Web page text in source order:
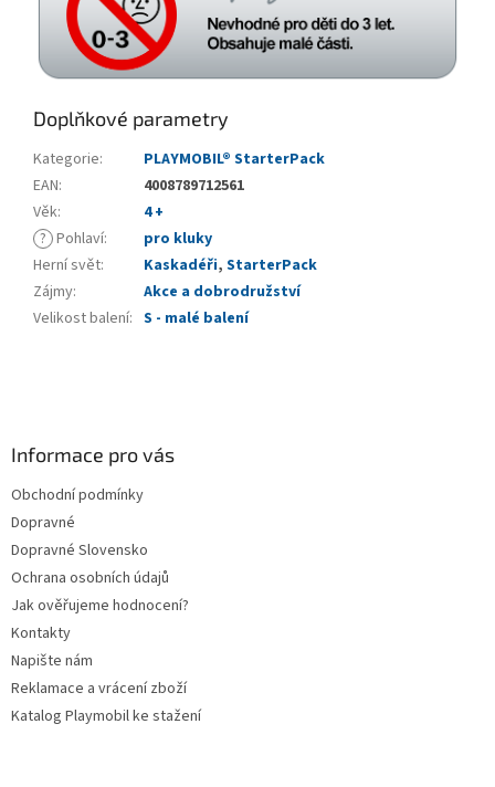
Doplňkové parametry
Kategorie:
PLAYMOBIL® StarterPack
EAN:
4008789712561
Věk:
4 +
? Pohlaví:
pro kluky
Herní svět: Kaskadéři, StarterPack
Zájmy:
Akce a dobrodružství
Velikost balení: S - malé balení
Informace pro vás
Obchodní podmínky
Dopravné
Dopravné Slovensko
Ochrana osobních údajů
Jak ověřujeme hodnocení?
Kontakty
Napište nám
Reklamace a vrácení zboží
Katalog Playmobil ke stažení